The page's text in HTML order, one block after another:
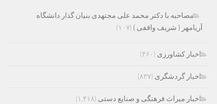
مصاحبه با دکتر محمد علی مجتهدی بنیان گذار دانشگاه
آریامهر ( شریف واقفی ) (۱۰۷)
اخبار کشاورزی (۴۶۰)
اخبار گردشگری (۸۳۷)
اخبار میراث فرهنگی و صنایع دستی (۱,۴۱۸)